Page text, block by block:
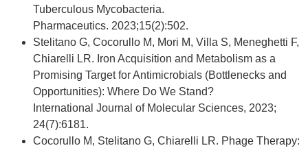
Tuberculous Mycobacteria.
Pharmaceutics. 2023;15(2):502.
Stelitano G, Cocorullo M, Mori M, Villa S, Meneghetti F,
Chiarelli LR. Iron Acquisition and Metabolism as a
Promising Target for Antimicrobials (Bottlenecks and
Opportunities): Where Do We Stand?
International Journal of Molecular Sciences, 2023;
24(7):6181.
Cocorullo M, Stelitano G, Chiarelli LR. Phage Therapy: